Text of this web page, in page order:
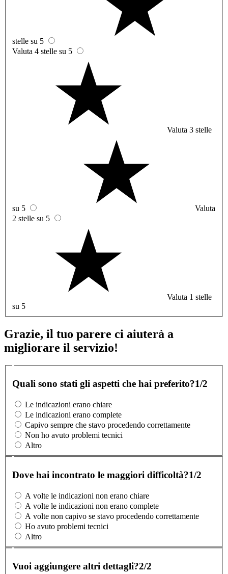
stelle su 5
Valuta 4 stelle su 5
Valuta 3 stelle
su 5
Valuta
2 stelle su 5
Valuta 1 stelle
su 5
Grazie, il tuo parere ci aiuterà a
migliorare il servizio!
Quali sono stati gli aspetti che hai preferito?1/2
Le indicazioni erano chiare
Le indicazioni erano complete
Capivo sempre che stavo procedendo correttamente
Non ho avuto problemi tecnici
Altro
Dove hai incontrato le maggiori difficoltà?1/2
A volte le indicazioni non erano chiare
A volte le indicazioni non erano complete
A volte non capivo se stavo procedendo correttamente
Ho avuto problemi tecnici
Altro
Vuoi aggiungere altri dettagli?2/2